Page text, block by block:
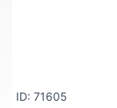
ID: 71605